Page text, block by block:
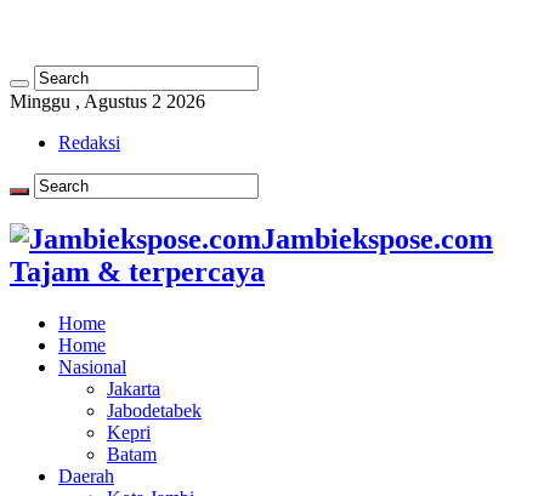
Minggu , Agustus 2 2026
Redaksi
Jambiekspose.com
Tajam & terpercaya
Home
Home
Nasional
Jakarta
Jabodetabek
Kepri
Batam
Daerah